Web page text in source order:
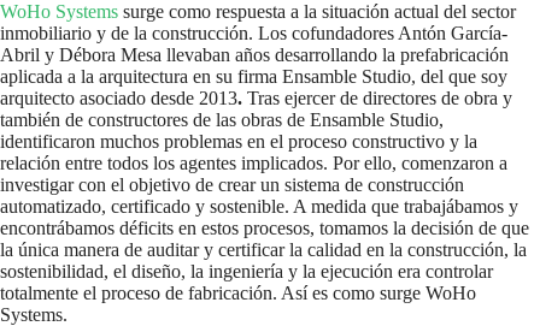
WoHo Systems surge como respuesta a la situación actual del sector
inmobiliario y de la construcción. Los cofundadores Antón García-
Abril y Débora Mesa llevaban años desarrollando la prefabricación
aplicada a la arquitectura en su firma Ensamble Studio, del que soy
arquitecto asociado desde 2013. Tras ejercer de directores de obra y
también de constructores de las obras de Ensamble Studio,
identificaron muchos problemas en el proceso constructivo y la
relación entre todos los agentes implicados. Por ello, comenzaron a
investigar con el objetivo de crear un sistema de construcción
automatizado, certificado y sostenible. A medida que trabajábamos y
encontrábamos déficits en estos procesos, tomamos la decisión de que
la única manera de auditar y certificar la calidad en la construcción, la
sostenibilidad, el diseño, la ingeniería y la ejecución era controlar
totalmente el proceso de fabricación. Así es como surge WoHo
Systems.